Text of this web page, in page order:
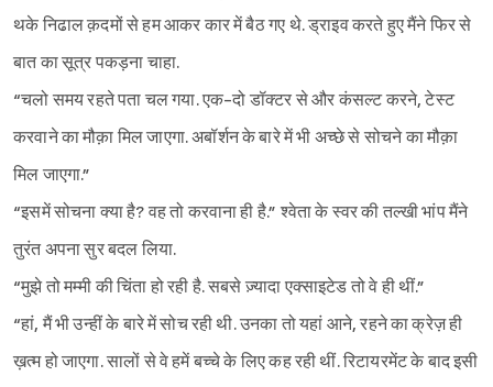
थके निढाल क़दमों से हम आकर कार में बैठ गए थे. ड्राइव करते हुए मैंने फिर से
बात का सूत्र पकड़ना चाहा.
“चलो समय रहते पता चल गया. एक-दो डॉक्टर से और कंसल्ट करने, टेस्ट
करवाने का मौक़ा मिल जाएगा. अबॉर्शन के बारे में भी अच्छे से सोचने का मौक़ा
मिल जाएगा.”
“इसमें सोचना क्या है? वह तो करवाना ही है.” श्‍वेता के स्वर की तल्खी भांप मैंने
तुरंत अपना सुर बदल लिया.
“मुझे तो मम्मी की चिंता हो रही है. सबसे ज़्यादा एक्साइटेड तो वे ही थीं.”
“हां, मैं भी उन्हीं के बारे में सोच रही थी. उनका तो यहां आने, रहने का क्रेज़ ही
ख़त्म हो जाएगा. सालों से वे हमें बच्चे के लिए कह रही थीं. रिटायरमेंट के बाद इसी